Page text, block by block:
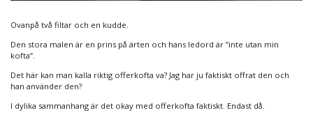
Ovanpå två filtar och en kudde.
Den stora malen är en prins på ärten och hans ledord är “inte utan min
kofta”.
Det här kan man kalla riktig offerkofta va? Jag har ju faktiskt offrat den och
han använder den?
I dylika sammanhang är det okay med offerkofta faktiskt. Endast då.